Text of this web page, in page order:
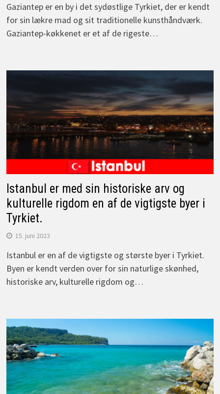
Gaziantep er en by i det sydøstlige Tyrkiet, der er kendt
for sin lækre mad og sit traditionelle kunsthåndværk.
Gaziantep-køkkenet er et af de rigeste…
Istanbul er med sin historiske arv og
kulturelle rigdom en af de vigtigste byer i
Tyrkiet.
15. juni 2023
Istanbul er en af de vigtigste og største byer i Tyrkiet.
Byen er kendt verden over for sin naturlige skønhed,
historiske arv, kulturelle rigdom og…